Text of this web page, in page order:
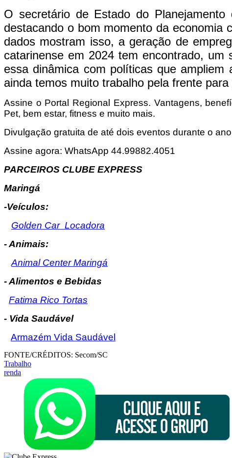
O secretário de Estado do
destacando o bom momento da economia
dados mostram isso, a geração de
catarinense em 2024 tem encontrado,
essa dinâmica com políticas que ampliem
ainda temos muito trabalho pela frente
Assine o Portal Regional Express. Vantagens,
Pet, bem estar, fitness e muito mais.
Divulgação gratuita de até dois eventos durante o
Assine agora: WhatsApp 44.99882.4051
PARCEIROS CLUBE EXPRESS
Maringá
-Veículos:
Golden Car Locadora
- Animais:
Animal Center Maringá
- Alimentos e Bebidas
Fatima Rico Tortas
- Vida Saudável
Armazém Vida Saudável
FONTE/CRÉDITOS: Secom/SC
Trabalho
renda